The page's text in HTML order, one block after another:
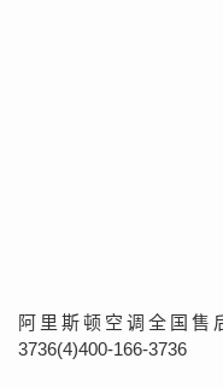
阿里斯顿空调全国售
3736(4)400-166-3736